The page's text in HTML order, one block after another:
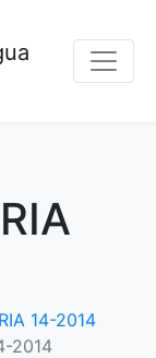
14-2014
2014